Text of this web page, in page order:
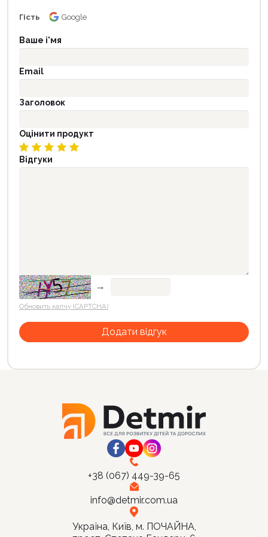
Гість Google
Ваше і'мя
Email
Заголовок
Оцінити продукт
Відгуки
→
Обновить капчу (CAPTCHA)
+38 (067) 449-39-65
info@detmir.com.ua
Україна, Київ, м. ПОЧАЙНА,